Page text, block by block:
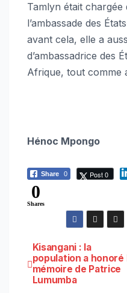
Tamlyn était chargée
l’ambassade des
avant cela, elle a
d’ambassadrice des
Afrique, tout comme
Hénoc Mpongo
Share 0 Post 0
0
Shares
Navigation
de
Kisangani : la
population a honoré
mémoire de Patrice
Lumumba